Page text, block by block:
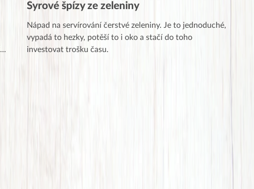
...
Syrové špízy ze zeleniny
Nápad na servírování čerstvé zeleniny. Je to jednoduché,
vypadá to hezky, potěší to i oko a stačí do toho
investovat trošku času.